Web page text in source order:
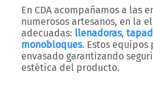
En CDA acompañamos a las
numerosos artesanos, en la
adecuadas: llenadoras,
monobloques. Estos
envasado garantizando
estética del producto.